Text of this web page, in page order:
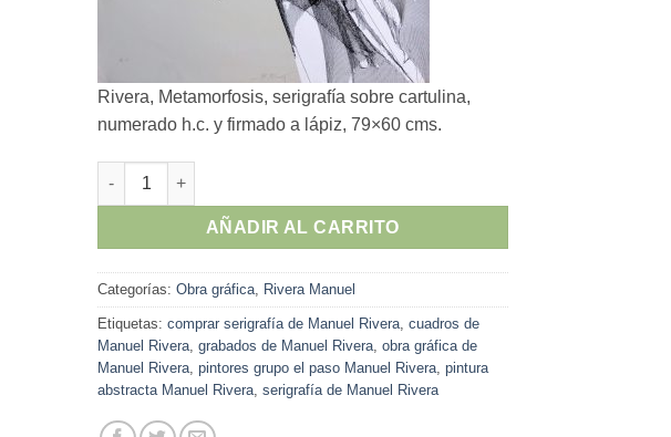
Rivera, Metamorfosis, serigrafía sobre cartulina,
numerado h.c. y firmado a lápiz, 79×60 cms.
Manuel Rivera - "Metamorfosis" serigrafía sobre cartulina cantidad
AÑADIR AL CARRITO
Categorías:Obra gráfica Rivera Manuel
Etiquetas:comprar serigrafía de Manuel Rivera ,cuadros de
Manuel Rivera ,grabados de Manuel Rivera ,obra gráfica de
Manuel Rivera ,pintores grupo el paso Manuel Rivera ,pintura
abstracta Manuel Rivera ,serigrafía de Manuel Rivera